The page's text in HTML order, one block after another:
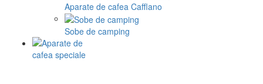
Aparate de cafea Cafflano
Sobe de camping